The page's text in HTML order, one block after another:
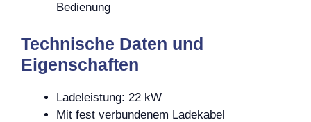
Bedienung
Technische Daten und
Eigenschaften
Ladeleistung: 22 kW
Mit fest verbundenem Ladekabel